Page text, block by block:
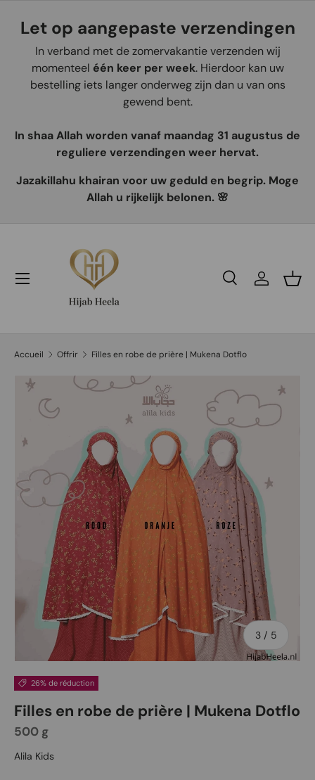
Aller au contenu
Let op aangepaste verzendingen
In verband met de zomervakantie verzenden wij
momenteel één keer per week. Hierdoor kan uw
bestelling iets langer onderweg zijn dan u van ons
gewend bent.
In shaa Allah worden vanaf maandag 31 augustus de
reguliere verzendingen weer hervat.
Jazakillahu khairan voor uw geduld en begrip. Moge
Allah u rijkelijk belonen. 🌸
Recherche
Se
Accueil Offrir Filles en robe de prière | Mukena Dotflo
Passer aux informations produits
L’image 3 est maintenant disponible dans la vue de galerie
3 / de
5
26% de réduction
Filles en robe de prière | Mukena Dotflo
500 g
Alila Kids